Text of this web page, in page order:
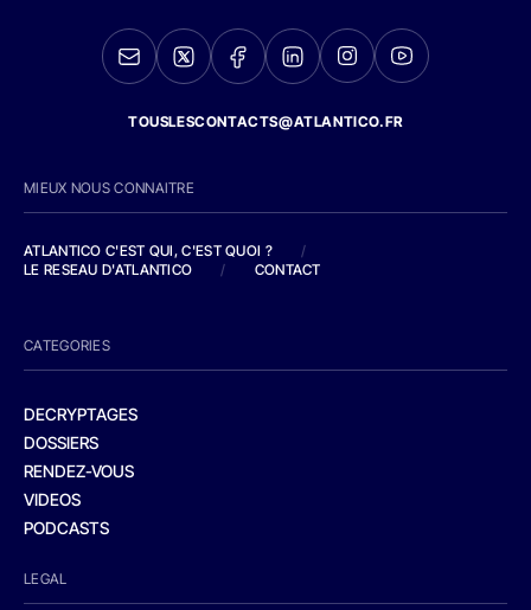
TOUSLESCONTACTS@ATLANTICO.FR
MIEUX NOUS CONNAITRE
ATLANTICO C'EST QUI, C'EST QUOI ?
/
LE RESEAU D'ATLANTICO
/ CONTACT
CATEGORIES
DECRYPTAGES
DOSSIERS
RENDEZ-VOUS
VIDEOS
PODCASTS
LEGAL